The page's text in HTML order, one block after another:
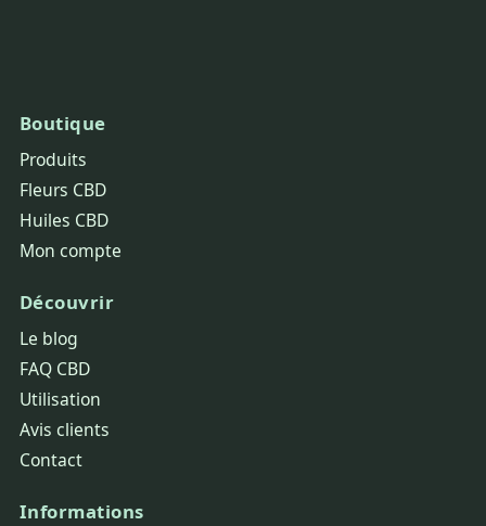
Boutique
Produits
Fleurs CBD
Huiles CBD
Mon compte
Découvrir
Le blog
FAQ CBD
Utilisation
Avis clients
Contact
Informations